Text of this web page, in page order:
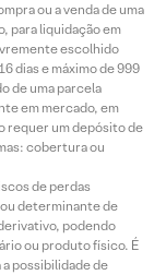
ou a venda de uma
para liquidação em
escolhido
dias e máximo de 999
de uma parcela
em mercado, em
requer um depósito de
cobertura ou
de perdas
determinante de
podendo
ou produto físico. É
possibilidade de